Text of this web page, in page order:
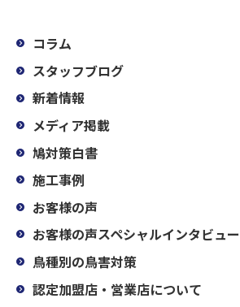
コラム
スタッフブログ
新着情報
メディア掲載
鳩対策白書
施工事例
お客様の声
お客様の声スペシャルインタビュー
鳥種別の鳥害対策
認定加盟店・営業店について